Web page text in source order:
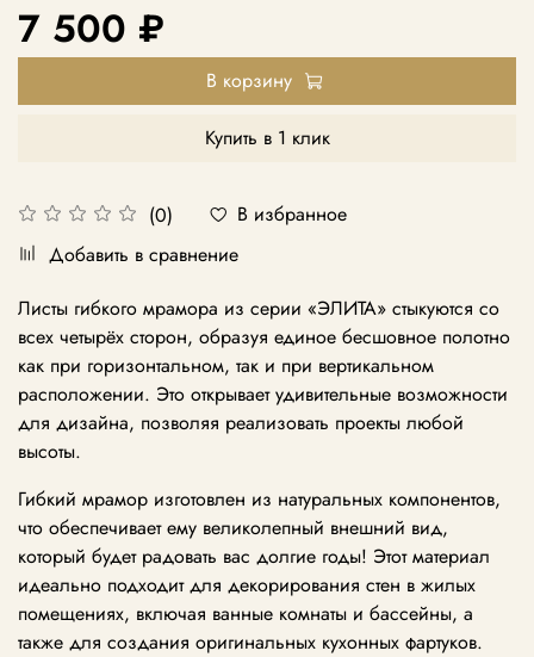
(0)
В избранное
Добавить в сравнение
7 500 ₽
В корзину
Купить в 1 клик
Листы гибкого мрамора из серии «ЭЛИТА» стыкуются со
всех четырёх сторон, образуя единое бесшовное полотно
как при горизонтальном, так и при вертикальном
расположении. Это открывает удивительные возможности
для дизайна, позволяя реализовать проекты любой
высоты.
Гибкий мрамор изготовлен из натуральных компонентов,
что обеспечивает ему великолепный внешний вид,
который будет радовать вас долгие годы! Этот материал
идеально подходит для декорирования стен в жилых
помещениях, включая ванные комнаты и бассейны, а
также для создания оригинальных кухонных фартуков.